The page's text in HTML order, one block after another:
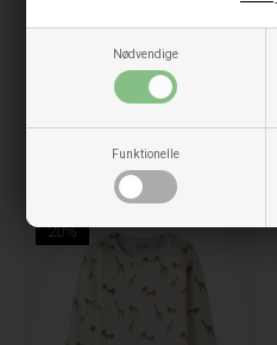
Nødvendige
Funktionelle
Tjek
20%